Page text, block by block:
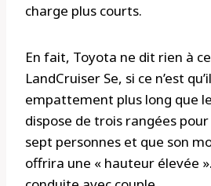
charge plus courts.
En fait, Toyota ne dit rien à
LandCruiser Se, si ce n’est
empattement plus long que
dispose de trois rangées pour
sept personnes et que son
offrira une « hauteur élevée